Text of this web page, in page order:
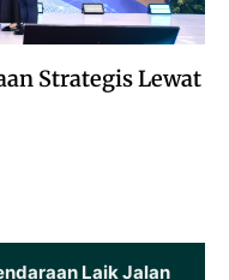
Strategis Lewat